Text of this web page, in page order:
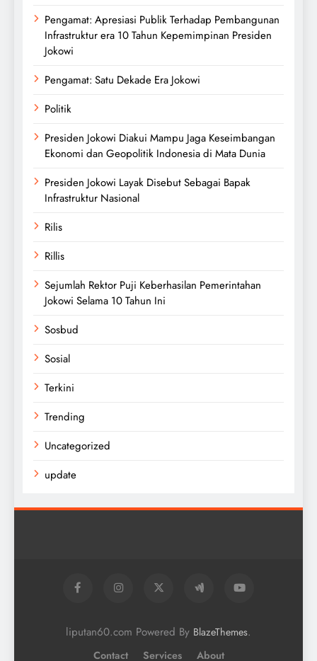
Pengamat: Apresiasi Publik Terhadap Pembangunan
Infrastruktur era 10 Tahun Kepemimpinan Presiden
Jokowi
Pengamat: Satu Dekade Era Jokowi
Politik
Presiden Jokowi Diakui Mampu Jaga Keseimbangan
Ekonomi dan Geopolitik Indonesia di Mata Dunia
Presiden Jokowi Layak Disebut Sebagai Bapak
Infrastruktur Nasional
Rilis
Rillis
Sejumlah Rektor Puji Keberhasilan Pemerintahan
Jokowi Selama 10 Tahun Ini
Sosbud
Sosial
Terkini
Trending
Uncategorized
update
liputan60.com Powered By BlazeThemes.
Contact Services About